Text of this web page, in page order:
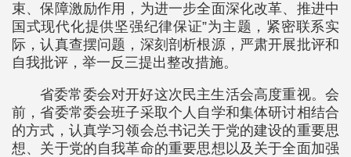
束、保障激励作用，为进一步全面深化改革、推进中
国式现代化提供坚强纪律保证”为主题，紧密联系实
际，认真查摆问题，深刻剖析根源，严肃开展批评和
自我批评，举一反三提出整改措施。
省委常委会对开好这次民主生活会高度重视。会
前，省委常委会班子采取个人自学和集体研讨相结合
的方式，认真学习领会总书记关于党的建设的重要思
想、关于党的自我革命的重要思想以及关于全面加强